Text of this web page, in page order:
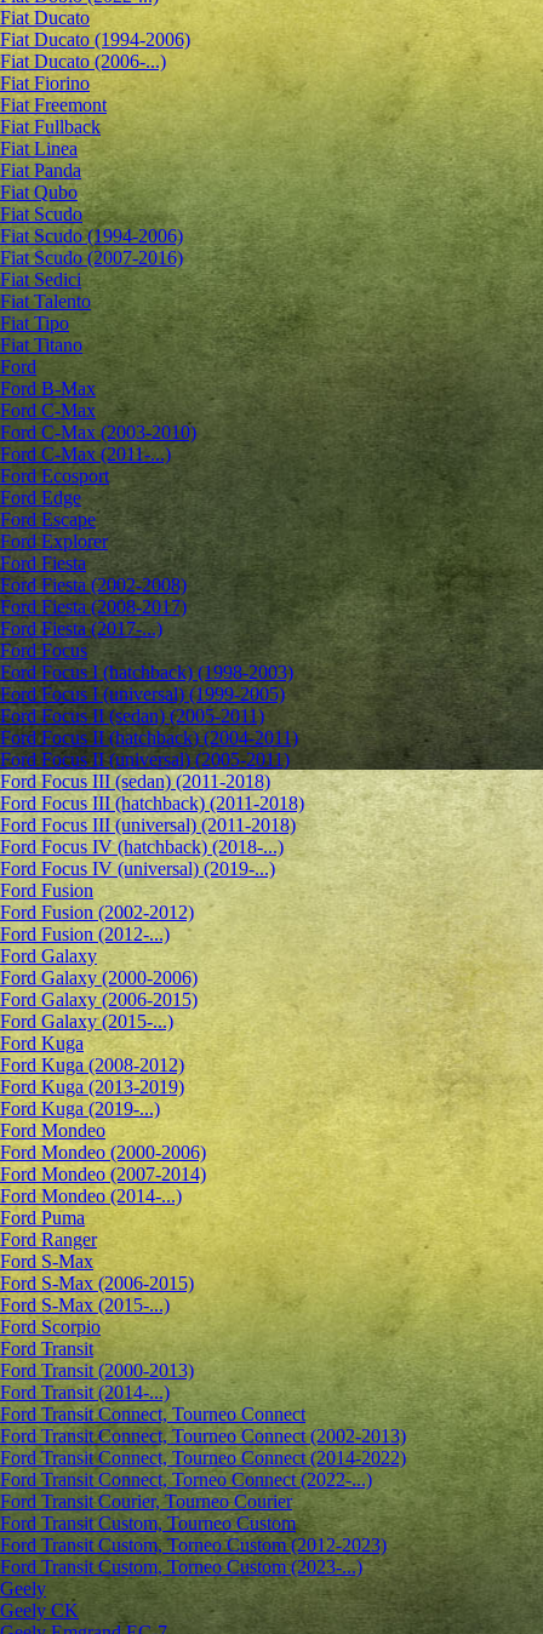
Fiat Ducato
Fiat Ducato (1994-2006)
Fiat Ducato (2006-...)
Fiat Fiorino
Fiat Freemont
Fiat Fullback
Fiat Linea
Fiat Panda
Fiat Qubo
Fiat Scudo
Fiat Scudo (1994-2006)
Fiat Scudo (2007-2016)
Fiat Sedici
Fiat Talento
Fiat Tipo
Fiat Titano
Ford
Ford B-Max
Ford C-Max
Ford C-Max (2003-2010)
Ford C-Max (2011-...)
Ford Ecosport
Ford Edge
Ford Escape
Ford Explorer
Ford Fiesta
Ford Fiesta (2002-2008)
Ford Fiesta (2008-2017)
Ford Fiesta (2017-...)
Ford Focus
Ford Focus I (hatchback) (1998-2003)
Ford Focus I (universal) (1999-2005)
Ford Focus II (sedan) (2005-2011)
Ford Focus II (hatchback) (2004-2011)
Ford Focus II (universal) (2005-2011)
Ford Focus III (sedan) (2011-2018)
Ford Focus III (hatchback) (2011-2018)
Ford Focus III (universal) (2011-2018)
Ford Focus IV (hatchback) (2018-...)
Ford Focus IV (universal) (2019-...)
Ford Fusion
Ford Fusion (2002-2012)
Ford Fusion (2012-...)
Ford Galaxy
Ford Galaxy (2000-2006)
Ford Galaxy (2006-2015)
Ford Galaxy (2015-...)
Ford Kuga
Ford Kuga (2008-2012)
Ford Kuga (2013-2019)
Ford Kuga (2019-...)
Ford Mondeo
Ford Mondeo (2000-2006)
Ford Mondeo (2007-2014)
Ford Mondeo (2014-...)
Ford Puma
Ford Ranger
Ford S-Max
Ford S-Max (2006-2015)
Ford S-Max (2015-...)
Ford Scorpio
Ford Transit
Ford Transit (2000-2013)
Ford Transit (2014-...)
Ford Transit Connect, Tourneo Connect
Ford Transit Connect, Tourneo Connect (2002-2013)
Ford Transit Connect, Tourneo Connect (2014-2022)
Ford Transit Connect, Torneo Connect (2022-...)
Ford Transit Courier, Tourneo Courier
Ford Transit Custom, Tourneo Custom
Ford Transit Custom, Torneo Custom (2012-2023)
Ford Transit Custom, Torneo Custom (2023-...)
Geely
Geely CK